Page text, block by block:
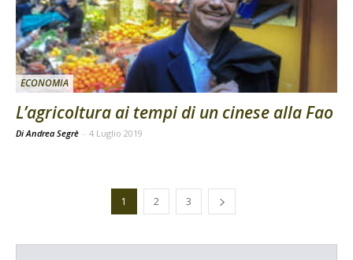
ECONOMIA
L’agricoltura ai tempi di un cinese alla Fao
Di Andrea Segrè - 4 Luglio 2019
1 2 3